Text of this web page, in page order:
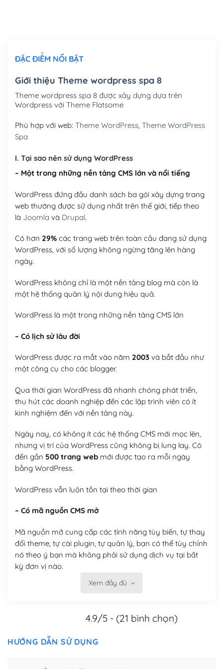
Mua thêm Host + Tên miền
Tên miền quốc tế .com .net .org (1 năm)
Tên miền Việt Nam .vn (1 năm)(+550,000₫)
Hosting 5GB SSD (1 năm)
Hosting 8GB SSD (1 năm) (+950,000₫)
ĐẶC ĐIỂM NỔI BẬT
Giới thiệu Theme wordpress spa 8
Theme wordpress spa 8 được xây dựng dựa trên
Wordpress với Theme Flatsome
Phù hợp với web: Theme WordPress, Theme WordPress
Spa
I. Tại sao nên sử dụng WordPress
– Một trong những nền tảng CMS lớn và nổi tiếng
WordPress đứng đầu danh sách ba gói xây dựng trang
web thường được sử dụng nhất trên thế giới, tiếp theo
là Joomla và Drupal.
Có hơn 29%các trang web trên toàn cầu đang sử dụng
WordPress, với số lượng không ngừng tăng lên hàng
ngày.
WordPress không chỉ là một nền tảng blog mà còn là
một hệ thống quản lý nội dung hiệu quả.
WordPress là một trong những nền tảng CMS lớn
– Có lịch sử lâu đời
WordPress được ra mắt vào năm 2003và bắt đầu như
một công cụ cho các blogger.
Qua thời gian WordPress đã nhanh chóng phát triển,
thu hút các doanh nghiệp đến các lập trình viên có ít
kinh nghiệm đến với nền tảng này.
Ngày nay, có không ít các hệ thống CMS mới mọc lên,
nhưng vị trí của WordPress cũng không bị lung lay. Có
đến gần 500 trang webmới được tạo ra mỗi ngày
bằng WordPress.
WordPress vẫn luôn tồn tại theo thời gian
– Có mã nguồn CMS mở
Mã nguồn mở cung cấp các tính năng tùy biến, tự thay
đổi theme, tự cài plugin, tự quản lý, bạn có thể tùy chỉnh
nó theo ý bạn mà không phải sử dụng dịch vụ tại bất
kỳ đơn vị nào.
Việc của bạn là đăng ký một tên miền và hosting để
Có thể tùy biến trên website WordPress
– Thân thiện với công cụ tìm kiếm
Xem đầy đủ
4.9/5 - (21 bình chọn)
HƯỚNG DẪN SỬ DỤNG